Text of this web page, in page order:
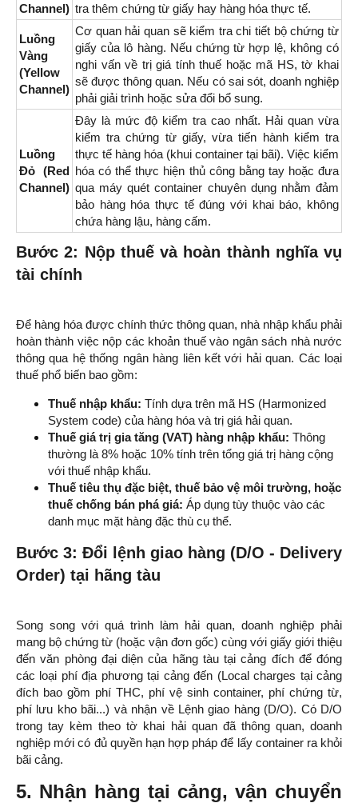
Channel) tra thêm chứng từ giấy hay hàng hóa thực tế.
Luồng
Vàng
(Yellow
Channel)
Cơ quan hải quan sẽ kiểm tra chi tiết bộ chứng từ
giấy của lô hàng. Nếu chứng từ hợp lệ, không có
nghi vấn về trị giá tính thuế hoặc mã HS, tờ khai
sẽ được thông quan. Nếu có sai sót, doanh nghiệp
phải giải trình hoặc sửa đổi bổ sung.
Luồng
Đỏ (Red
Channel)
Đây là mức độ kiểm tra cao nhất. Hải quan vừa
kiểm tra chứng từ giấy, vừa tiến hành kiểm tra
thực tế hàng hóa (khui container tại bãi). Việc kiểm
hóa có thể thực hiện thủ công bằng tay hoặc đưa
qua máy quét container chuyên dụng nhằm đảm
bảo hàng hóa thực tế đúng với khai báo, không
chứa hàng lậu, hàng cấm.
Bước 2: Nộp thuế và hoàn thành nghĩa vụ
tài chính
Để hàng hóa được chính thức thông quan, nhà nhập khẩu phải
hoàn thành việc nộp các khoản thuế vào ngân sách nhà nước
thông qua hệ thống ngân hàng liên kết với hải quan. Các loại
thuế phổ biến bao gồm:
Thuế nhập khẩu: Tính dựa trên mã HS (Harmonized
System code) của hàng hóa và trị giá hải quan.
Thuế giá trị gia tăng (VAT) hàng nhập khẩu: Thông
thường là 8% hoặc 10% tính trên tổng giá trị hàng cộng
với thuế nhập khẩu.
Thuế tiêu thụ đặc biệt, thuế bảo vệ môi trường, hoặc
thuế chống bán phá giá: Áp dụng tùy thuộc vào các
danh mục mặt hàng đặc thù cụ thể.
Bước 3: Đổi lệnh giao hàng (D/O - Delivery
Order) tại hãng tàu
Song song với quá trình làm hải quan, doanh nghiệp phải
mang bộ chứng từ (hoặc vận đơn gốc) cùng với giấy giới thiệu
đến văn phòng đại diện của hãng tàu tại cảng đích để đóng
các loại phí địa phương tại cảng đến (Local charges tại cảng
đích bao gồm phí THC, phí vệ sinh container, phí chứng từ,
phí lưu kho bãi...) và nhận về Lệnh giao hàng (D/O). Có D/O
trong tay kèm theo tờ khai hải quan đã thông quan, doanh
nghiệp mới có đủ quyền hạn hợp pháp để lấy container ra khỏi
bãi cảng.
5. Nhận hàng tại cảng, vận chuyển